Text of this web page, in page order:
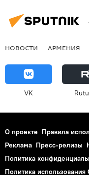
НОВОСТИ АРМЕНИЯ
VK
О проекте Правила
Реклама Пресс-релизы
Политика
Политика использования